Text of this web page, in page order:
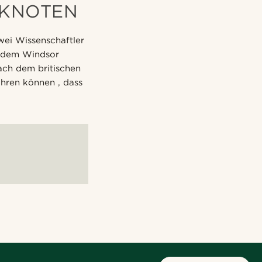
Wissenschaftler
Windsor
dem britischen
können , dass